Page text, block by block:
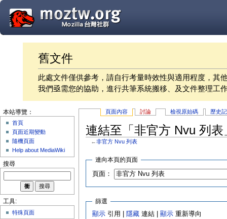
舊文件
此處文件僅供參考，請自行考量時效性與適用程度，其
我們亟需您的協助，進行共筆系統搬移、及文件整理工
頁面內容 討論 檢視原始碼 歷史
連結至「非官方 Nvu 列表
←非官方 Nvu 列表
連向本頁的頁面
頁面：
篩選
顯示 引用 | 隱藏 連結 |顯示 重新導向
本站導覽：
首頁
頁面近期變動
隨機頁面
Help about MediaWiki
搜尋
工具:
特殊頁面